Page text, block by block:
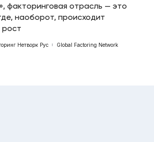
факторинговая отрасль — это
наоборот, происходит
рост
Нетворк Рус Global Factoring Network